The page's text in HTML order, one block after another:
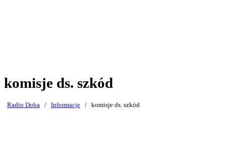
komisje ds. szkód
Radio Doba / Informacje / komisje ds. szkód